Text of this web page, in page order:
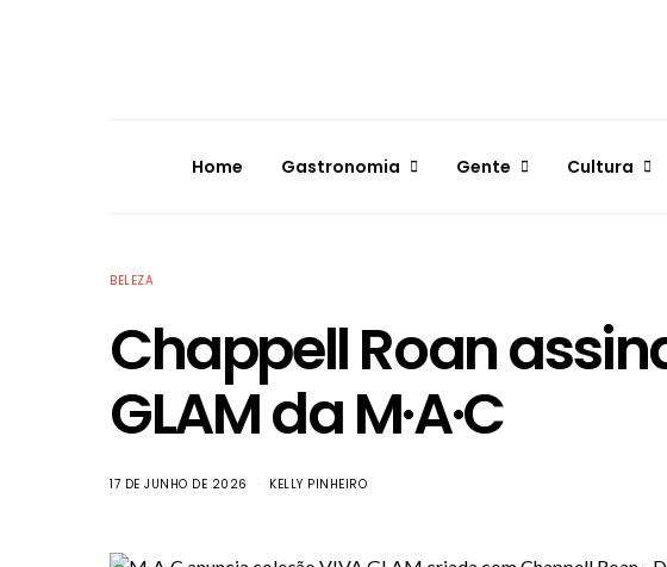
Home Gastronomia Gente Cultura
BELEZA
Chappell Roan
GLAM da M·A·C
17 DE JUNHO DE 2026 KELLY PINHEIRO